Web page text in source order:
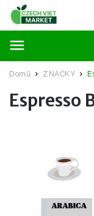
Domů / ZNAČKY /
Espresso